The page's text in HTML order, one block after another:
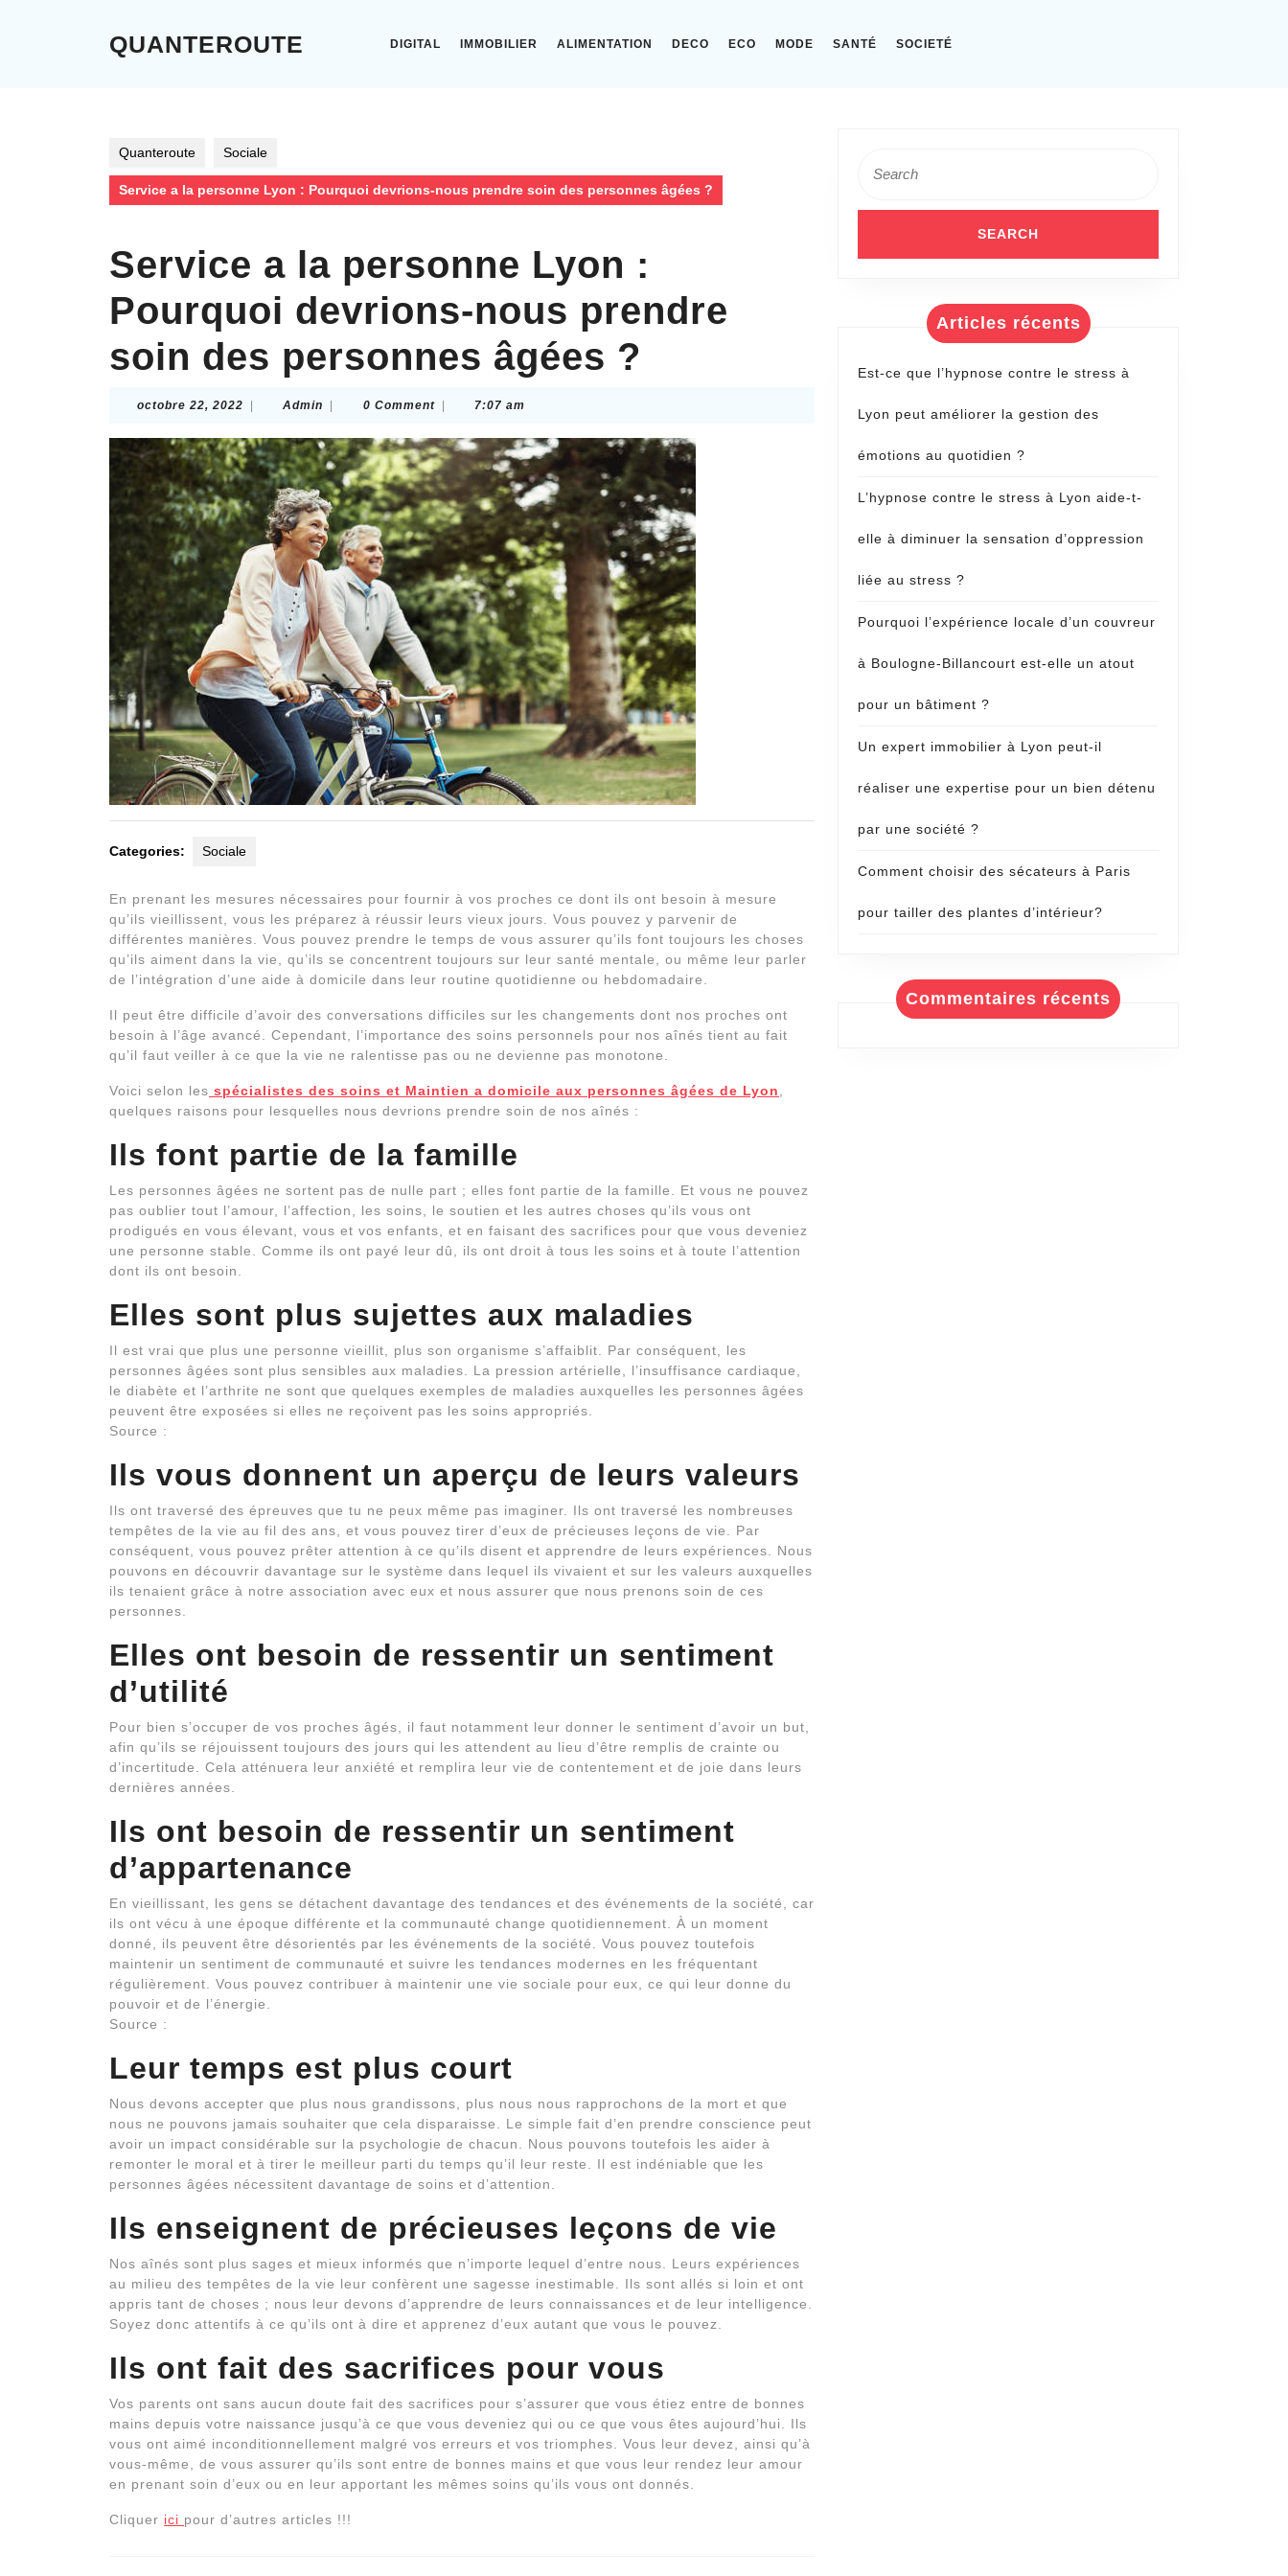
QUANTEROUTE DIGITAL IMMOBILIER ALIMENTATION DECO ECO MODE SANTÉ SOCIETÉ
Quanteroute Sociale
Service a la personne Lyon : Pourquoi devrions-nous prendre soin des personnes âgées ?
Service a la personne Lyon :
Pourquoi devrions-nous prendre
soin des personnes âgées ?
octobre 22, 2022 octobre
2022
Admin Admin 0 Comment 7:07 am
Categories: Sociale
En prenant les mesures nécessaires pour fournir à vos proches ce dont ils ont besoin à mesure
qu’ils vieillissent, vous les préparez à réussir leurs vieux jours. Vous pouvez y parvenir de
différentes manières. Vous pouvez prendre le temps de vous assurer qu’ils font toujours les choses
qu’ils aiment dans la vie, qu’ils se concentrent toujours sur leur santé mentale, ou même leur parler
de l’intégration d’une aide à domicile dans leur routine quotidienne ou hebdomadaire.
Il peut être difficile d’avoir des conversations difficiles sur les changements dont nos proches ont
besoin à l’âge avancé. Cependant, l’importance des soins personnels pour nos aînés tient au fait
qu’il faut veiller à ce que la vie ne ralentisse pas ou ne devienne pas monotone.
Voici selon les spécialistes des soins et Maintien a domicile aux personnes âgées de Lyon
quelques raisons pour lesquelles nous devrions prendre soin de nos aînés :
Ils font partie de la famille
Les personnes âgées ne sortent pas de nulle part ; elles font partie de la famille. Et vous ne pouvez
pas oublier tout l’amour, l’affection, les soins, le soutien et les autres choses qu’ils vous ont
prodigués en vous élevant, vous et vos enfants, et en faisant des sacrifices pour que vous deveniez
une personne stable. Comme ils ont payé leur dû, ils ont droit à tous les soins et à toute l’attention
dont ils ont besoin.
Elles sont plus sujettes aux maladies
Il est vrai que plus une personne vieillit, plus son organisme s’affaiblit. Par conséquent, les
personnes âgées sont plus sensibles aux maladies. La pression artérielle, l’insuffisance cardiaque,
le diabète et l’arthrite ne sont que quelques exemples de maladies auxquelles les personnes âgées
peuvent être exposées si elles ne reçoivent pas les soins appropriés.
Source :
Ils vous donnent un aperçu de leurs valeurs
Ils ont traversé des épreuves que tu ne peux même pas imaginer. Ils ont traversé les nombreuses
tempêtes de la vie au fil des ans, et vous pouvez tirer d’eux de précieuses leçons de vie. Par
conséquent, vous pouvez prêter attention à ce qu’ils disent et apprendre de leurs expériences. Nous
pouvons en découvrir davantage sur le système dans lequel ils vivaient et sur les valeurs auxquelles
ils tenaient grâce à notre association avec eux et nous assurer que nous prenons soin de ces
personnes.
Elles ont besoin de ressentir un sentiment
d’utilité
Pour bien s’occuper de vos proches âgés, il faut notamment leur donner le sentiment d’avoir un but,
afin qu’ils se réjouissent toujours des jours qui les attendent au lieu d’être remplis de crainte ou
d’incertitude. Cela atténuera leur anxiété et remplira leur vie de contentement et de joie dans leurs
dernières années.
Ils ont besoin de ressentir un sentiment
d’appartenance
En vieillissant, les gens se détachent davantage des tendances et des événements de la société, car
ils ont vécu à une époque différente et la communauté change quotidiennement. À un moment
donné, ils peuvent être désorientés par les événements de la société. Vous pouvez toutefois
maintenir un sentiment de communauté et suivre les tendances modernes en les fréquentant
régulièrement. Vous pouvez contribuer à maintenir une vie sociale pour eux, ce qui leur donne du
pouvoir et de l’énergie.
Source :
Leur temps est plus court
Nous devons accepter que plus nous grandissons, plus nous nous rapprochons de la mort et que
nous ne pouvons jamais souhaiter que cela disparaisse. Le simple fait d’en prendre conscience peut
avoir un impact considérable sur la psychologie de chacun. Nous pouvons toutefois les aider à
remonter le moral et à tirer le meilleur parti du temps qu’il leur reste. Il est indéniable que les
personnes âgées nécessitent davantage de soins et d’attention.
Ils enseignent de précieuses leçons de vie
Nos aînés sont plus sages et mieux informés que n’importe lequel d’entre nous. Leurs expériences
au milieu des tempêtes de la vie leur confèrent une sagesse inestimable. Ils sont allés si loin et ont
appris tant de choses ; nous leur devons d’apprendre de leurs connaissances et de leur intelligence.
Soyez donc attentifs à ce qu’ils ont à dire et apprenez d’eux autant que vous le pouvez.
Ils ont fait des sacrifices pour vous
Vos parents ont sans aucun doute fait des sacrifices pour s’assurer que vous étiez entre de bonnes
mains depuis votre naissance jusqu’à ce que vous deveniez qui ou ce que vous êtes aujourd’hui. Ils
vous ont aimé inconditionnellement malgré vos erreurs et vos triomphes. Vous leur devez, ainsi qu’à
vous-même, de vous assurer qu’ils sont entre de bonnes mains et que vous leur rendez leur amour
en prenant soin d’eux ou en leur apportant les mêmes soins qu’ils vous ont donnés.
Cliquer ici pour d’autres articles !!!
for:
Articles récents
Est-ce que l’hypnose contre le stress à
Lyon peut améliorer la gestion des
émotions au quotidien ?
L’hypnose contre le stress à Lyon aide-t-
elle à diminuer la sensation d’oppression
liée au stress ?
Pourquoi l’expérience locale d’un couvreur
à Boulogne-Billancourt est-elle un atout
pour un bâtiment ?
Un expert immobilier à Lyon peut-il
réaliser une expertise pour un bien détenu
par une société ?
Comment choisir des sécateurs à Paris
pour tailler des plantes d’intérieur?
Commentaires récents